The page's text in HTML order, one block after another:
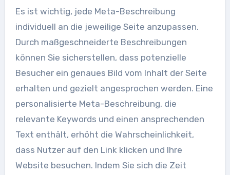
Es ist wichtig, jede Meta-Beschreibung
individuell an die jeweilige Seite anzupassen.
Durch maßgeschneiderte Beschreibungen
können Sie sicherstellen, dass potenzielle
Besucher ein genaues Bild vom Inhalt der Seite
erhalten und gezielt angesprochen werden. Eine
personalisierte Meta-Beschreibung, die
relevante Keywords und einen ansprechenden
Text enthält, erhöht die Wahrscheinlichkeit,
dass Nutzer auf den Link klicken und Ihre
Website besuchen. Indem Sie sich die Zeit